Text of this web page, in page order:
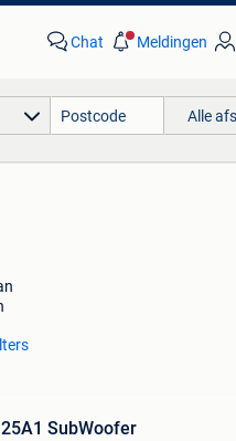
Chat Meldingen
Alle
SubWoofer